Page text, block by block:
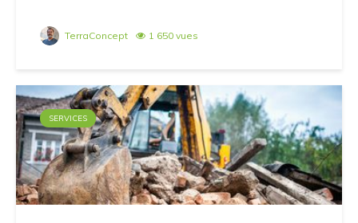
TerraConcept 1 650 vues
SERVICES